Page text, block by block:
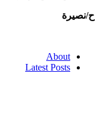
ح/نصيرة
About
Latest Posts